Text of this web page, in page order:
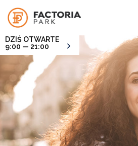
DZIŚ OTWARTE
9:00 — 21:00